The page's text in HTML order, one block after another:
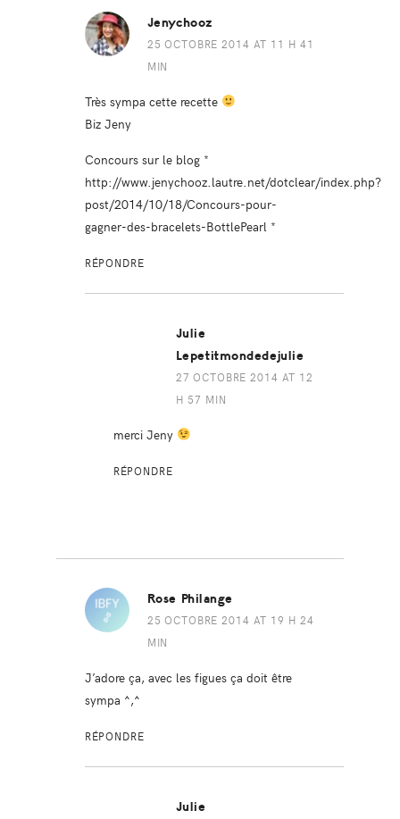
Jenychooz
25 OCTOBRE 2014 AT 11 H 41
MIN
Très sympa cette recette
Biz Jeny
Concours sur le blog *
http://www.jenychooz.lautre.net/dotclear/index.php?
post/2014/10/18/Concours-pour-
gagner-des-bracelets-BottlePearl *
RÉPONDRE
Julie
Lepetitmondedejulie
27 OCTOBRE 2014 AT 12
H 57 MIN
merci Jeny
RÉPONDRE
Rose Philange
25 OCTOBRE 2014 AT 19 H 24
MIN
J’adore ça, avec les figues ça doit être
sympa ^,^
RÉPONDRE
Julie